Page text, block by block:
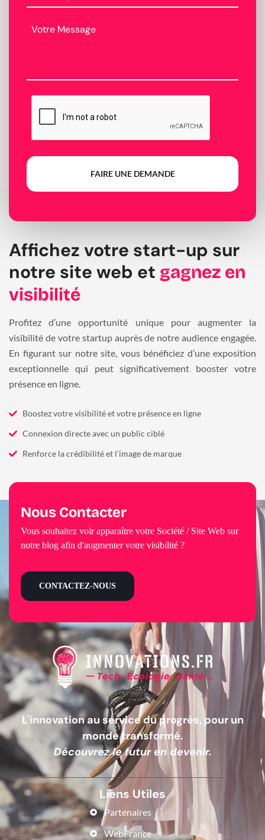
FAIRE UNE DEMANDE
Affichez votre start-up sur
notre site web et gagnez en
visibilité
Profitez d’une opportunité unique pour augmenter la
visibilité de votre startup auprès de notre audience engagée.
En figurant sur notre site, vous bénéficiez d’une exposition
exceptionnelle qui peut significativement booster votre
présence en ligne.
Boostez votre visibilité et votre présence en ligne
Connexion directe avec un public ciblé
Renforce la crédibilité et l'image de marque
L'innovation au service du progrès, pour un
monde transformé.
Découvrez le futur en devenir.
Liens Utiles
Partenaires
WebFrance
Nous Contacter
Vous souhaitez voir apparaître votre Société / Site Web sur
notre blog afin d'augmenter votre visibilité ?
CONTACTEZ-NOUS